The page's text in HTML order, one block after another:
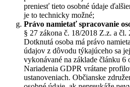
preniesť tieto osobné údaje
je to technicky možné;
Právo namietať spracovanie
§ 27 zákona č. 18/2018 Z.z. a
Dotknutá osoba má právo
údajov z dôvodu týkajúceho sa
vykonávané na základe článku 6
Nariadenia GDPR vrátane
ustanoveniach. Občianske